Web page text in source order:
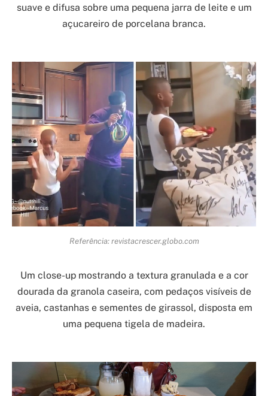
suave e difusa sobre uma pequena jarra de leite e um
açucareiro de porcelana branca.
Referência: revistacrescer.globo.com
Um close-up mostrando a textura granulada e a cor
dourada da granola caseira, com pedaços visíveis de
aveia, castanhas e sementes de girassol, disposta em
uma pequena tigela de madeira.